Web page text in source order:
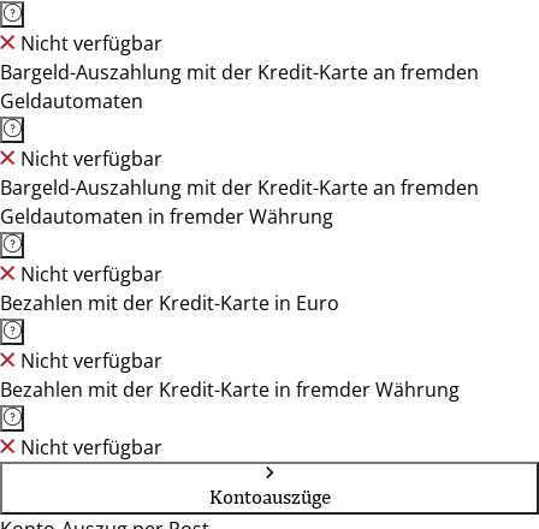
Nicht verfügbar
Bargeld-Auszahlung mit der Kredit-Karte an fremden
Geldautomaten
Nicht verfügbar
Bargeld-Auszahlung mit der Kredit-Karte an fremden
Geldautomaten in fremder Währung
Nicht verfügbar
Bezahlen mit der Kredit-Karte in Euro
Nicht verfügbar
Bezahlen mit der Kredit-Karte in fremder Währung
Nicht verfügbar
Kontoauszüge